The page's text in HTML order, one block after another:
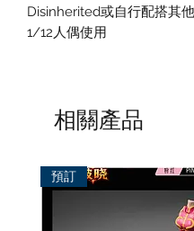
Disinherited或自行配搭其
1/12人偶使用
相關產品
預訂